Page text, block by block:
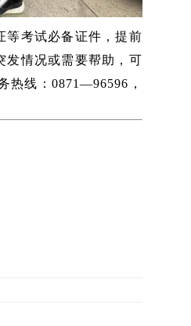
等考试必备证件，提前
发情况或需要帮助，可
热线：0871—96596，